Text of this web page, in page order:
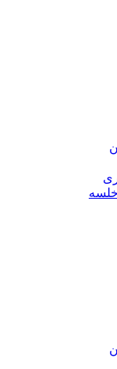
خلسه